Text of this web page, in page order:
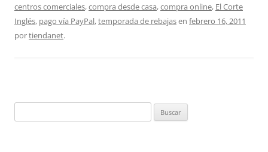
centros comerciales,compra desde casa,compra online, El Corte
Inglés, pago vía PayPal,temporada de rebajasen febrero 16, 2011
portiendanet.